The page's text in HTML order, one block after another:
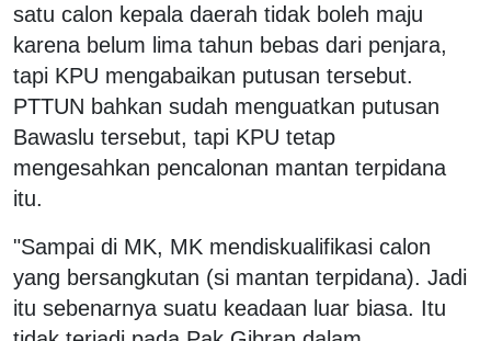
satu calon kepala daerah tidak boleh maju
karena belum lima tahun bebas dari penjara,
tapi KPU mengabaikan putusan tersebut.
PTTUN bahkan sudah menguatkan putusan
Bawaslu tersebut, tapi KPU tetap
mengesahkan pencalonan mantan terpidana
itu.
"Sampai di MK, MK mendiskualifikasi calon
yang bersangkutan (si mantan terpidana). Jadi
itu sebenarnya suatu keadaan luar biasa. Itu